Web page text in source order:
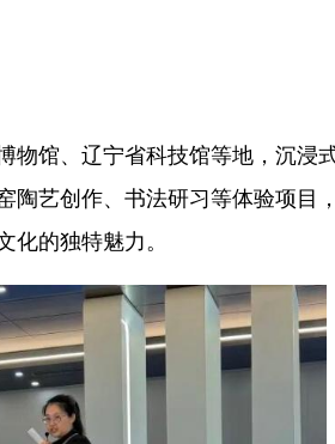
馆、辽宁省科技馆等地，沉浸
陶艺创作、书法研习等体验项目
的独特魅力。